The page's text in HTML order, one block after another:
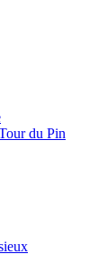
du Pin